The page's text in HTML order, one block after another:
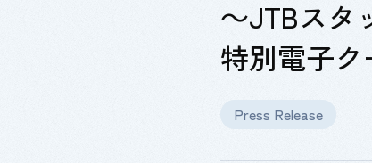
～JTBスタ
特別電子
Press Release